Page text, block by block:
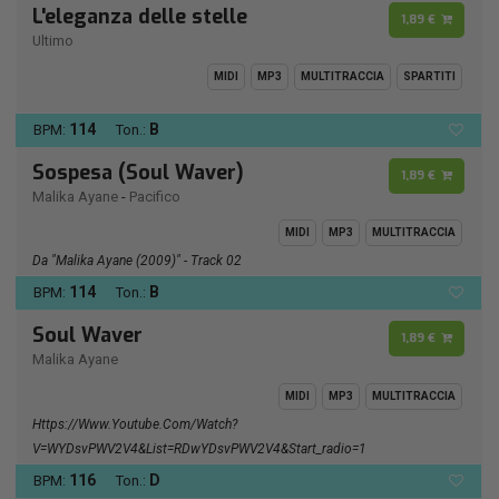
L'eleganza delle stelle
Ultimo
1,89 €
MIDI MP3 MULTITRACCIA SPARTITI
BPM: 114 Ton.: B
Sospesa (Soul Waver)
Malika Ayane - Pacifico
1,89 €
MIDI MP3 MULTITRACCIA
Da "Malika Ayane (2009)" - Track 02
BPM: 114 Ton.: B
Soul Waver
Malika Ayane
1,89 €
MIDI MP3 MULTITRACCIA
Https://www.youtube.com/watch?
V=wYDsvPWV2V4&list=RDwYDsvPWV2V4&start_radio=1
BPM: 116 Ton.: D